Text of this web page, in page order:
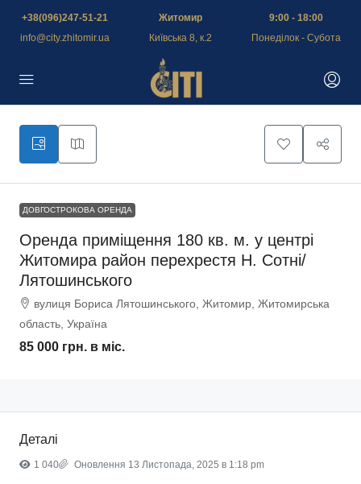
+38(096)247-51-21
info@city.zhitomir.ua
Житомир
Київська 8, к.2
9:00 - 18:00
Понеділок - Субота
ДОВГОСТРОКОВА ОРЕНДА
Оренда приміщення 180 кв. м. у центрі
Житомира район перехрестя Н. Сотні/
Лятошинського
вулиця Бориса Лятошинського, Житомир, Житомирська
область, Україна
85 000 грн. в міс.
Деталі
1 040 Оновлення 13 Листопада, 2025 в 1:18 pm